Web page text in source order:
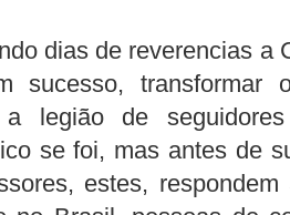
dias de reverencias a
sucesso,
a legião de
se foi, mas antes de
estes,